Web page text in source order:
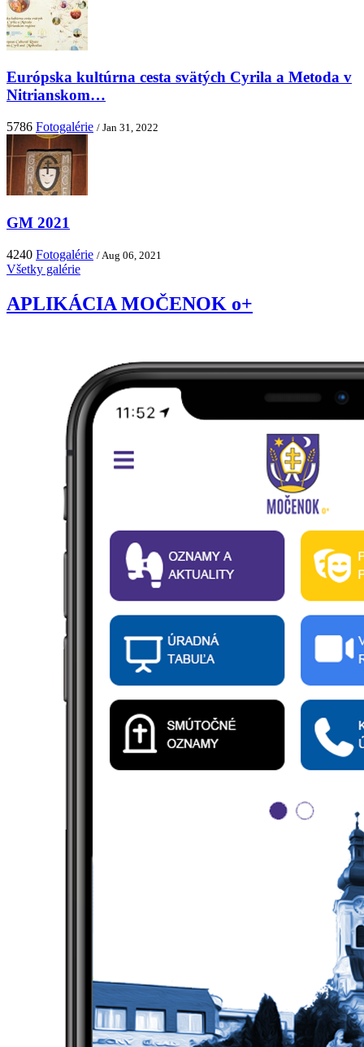
Európska kultúrna cesta svätých Cyrila a Metoda v
Nitrianskom…
5786 Fotogalérie / Jan 31, 2022
GM 2021
4240 Fotogalérie / Aug 06, 2021
Všetky galérie
APLIKÁCIA MOČENOK o+